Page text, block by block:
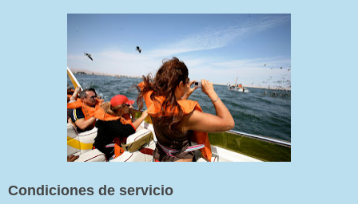
Condiciones de servicio